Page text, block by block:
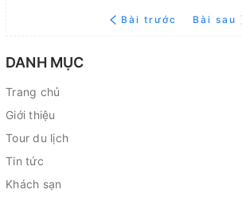
Bài trước Bài sau
DANH MỤC
Trang chủ
Giới thiệu
Tour du lịch
Tin tức
Khách sạn